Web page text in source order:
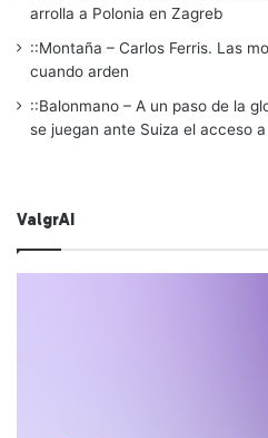
arrolla a Polonia en Zagreb
::Montaña – Carlos Ferris. Las
cuando arden
::Balonmano – A un paso de la
se juegan ante Suiza el acceso
ValgrAI